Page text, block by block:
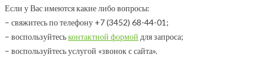
Если у Вас имеются какие либо вопросы:
– свяжитесь по телефону +7 (3452) 68-44-01;
– воспользуйтеськонтактной формой для запроса;
– воспользуйтесь услугой «звонок с сайта».